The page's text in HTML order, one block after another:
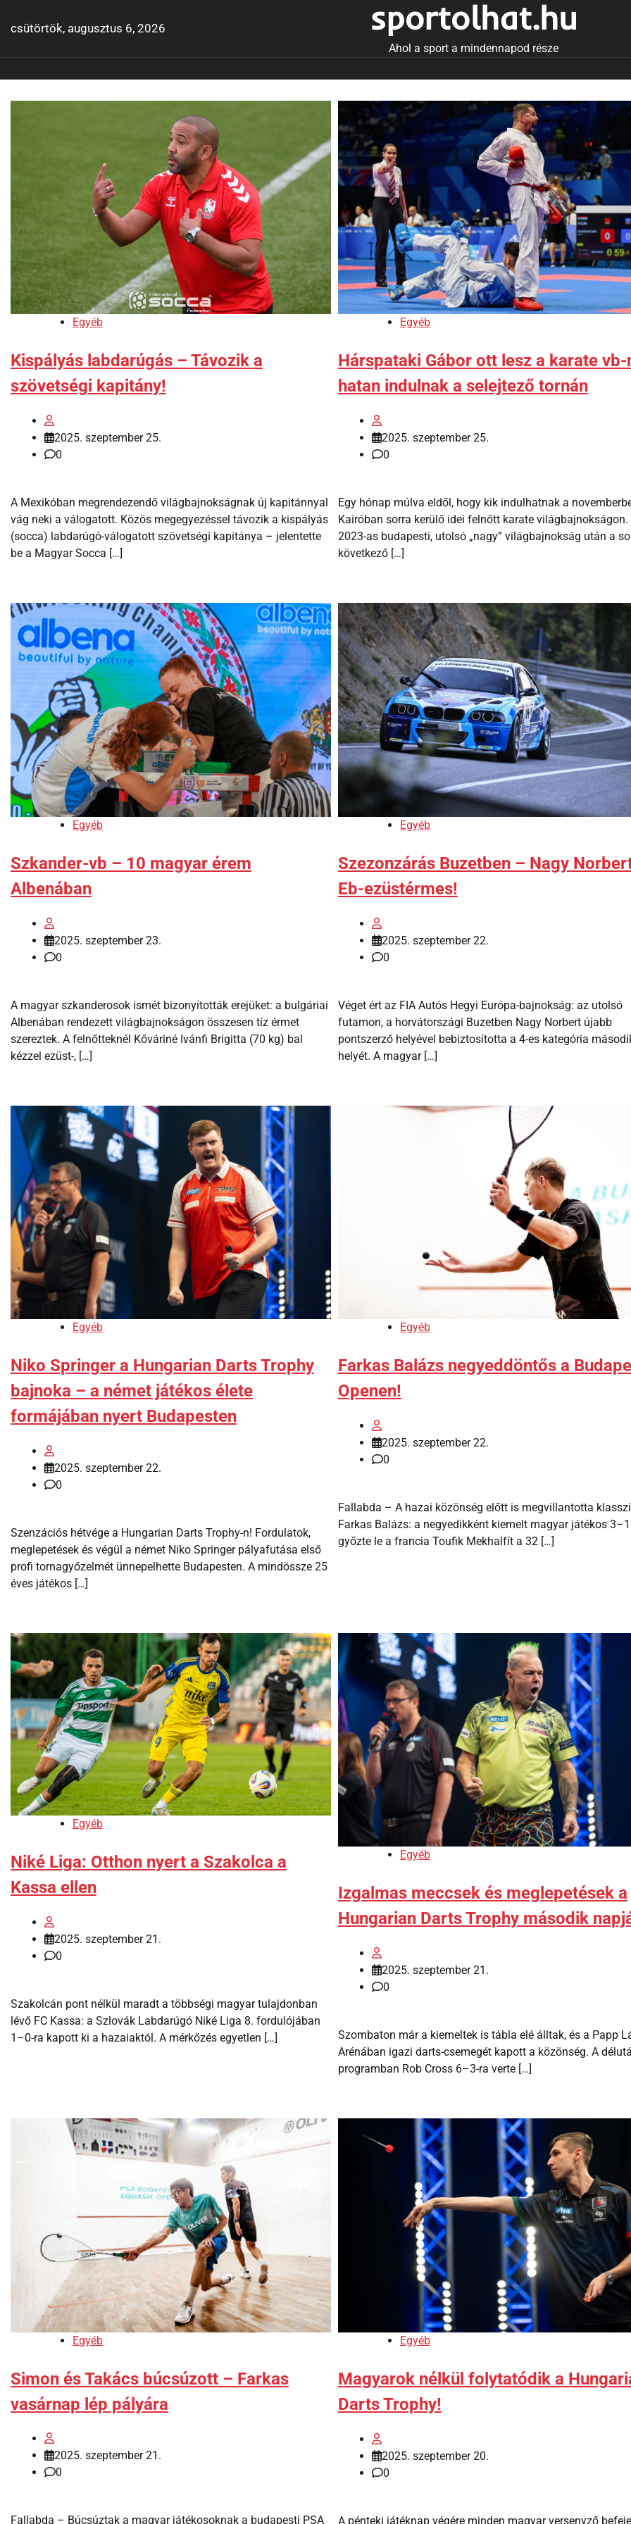
csütörtök, augusztus 6, 2026 sportolhat.hu
Ahol a sport a mindennapod része
Egyéb
Kispályás labdarúgás – Távozik a
szövetségi kapitány!
2025. szeptember 25.
0
A Mexikóban megrendezendő világbajnokságnak új kapitánnyal
vág neki a válogatott. Közös megegyezéssel távozik a kispályás
(socca) labdarúgó-válogatott szövetségi kapitánya – jelentette
be a Magyar Socca […]
Egyéb
Hárspataki Gábor ott lesz a karate vb-
hatan indulnak a selejtező tornán
2025. szeptember 25.
0
Egy hónap múlva eldől, hogy kik indulhatnak a
Kairóban sorra kerülő idei felnőtt karate világbajnokságon.
2023-as budapesti, utolsó „nagy” világbajnokság után a
következő […]
Egyéb
Szkander-vb – 10 magyar érem
Albenában
2025. szeptember 23.
0
A magyar szkanderosok ismét bizonyították erejüket: a bulgáriai
Albenában rendezett világbajnokságon összesen tíz érmet
szereztek. A felnőtteknél Kőváriné Ivánfi Brigitta (70 kg) bal
kézzel ezüst-, […]
Egyéb
Szezonzárás Buzetben – Nagy
Eb-ezüstérmes!
2025. szeptember 22.
0
Véget ért az FIA Autós Hegyi Európa-bajnokság: az utolsó
futamon, a horvátországi Buzetben Nagy Norbert újabb
pontszerző helyével bebiztosította a 4-es kategória
helyét. A magyar […]
Egyéb
Niko Springer a Hungarian Darts Trophy
bajnoka – a német játékos élete
formájában nyert Budapesten
2025. szeptember 22.
0
Szenzációs hétvége a Hungarian Darts Trophy-n! Fordulatok,
meglepetések és végül a német Niko Springer pályafutása első
profi tornagyőzelmét ünnepelhette Budapesten. A mindössze 25
éves játékos […]
Egyéb
Farkas Balázs negyeddöntős a
Openen!
2025. szeptember 22.
0
Fallabda – A hazai közönség előtt is megvillantotta
Farkas Balázs: a negyedikként kiemelt magyar játékos
győzte le a francia Toufik Mekhalfít a 32 […]
Egyéb
Niké Liga: Otthon nyert a Szakolca a
Kassa ellen
2025. szeptember 21.
0
Szakolcán pont nélkül maradt a többségi magyar tulajdonban
lévő FC Kassa: a Szlovák Labdarúgó Niké Liga 8. fordulójában
1–0-ra kapott ki a hazaiaktól. A mérkőzés egyetlen […]
Egyéb
Izgalmas meccsek és meglepetések a
Hungarian Darts Trophy második
2025. szeptember 21.
0
Szombaton már a kiemeltek is tábla elé álltak, és a Papp
Arénában igazi darts-csemegét kapott a közönség. A
programban Rob Cross 6–3-ra verte […]
Egyéb
Simon és Takács búcsúzott – Farkas
vasárnap lép pályára
2025. szeptember 21.
0
Fallabda – Búcsúztak a magyar játékosoknak a budapesti PSA
Egyéb
Magyarok nélkül folytatódik a
Darts Trophy!
2025. szeptember 20.
0
A pénteki játéknap végére minden magyar versenyző